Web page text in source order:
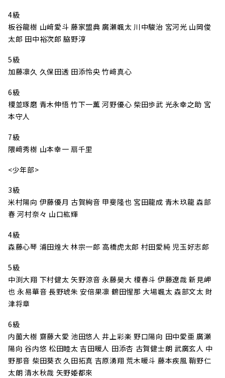
4級
板谷龍樹 山﨑愛斗 藤家盟典 廣瀬颯太 川中駿治 宮河光 山岡俊
太郎 田中裕次郎 脇野淳
5級
加藤凛久 久保田透 田添怜央 竹﨑真心
6級
榎並琢磨 青木伸悟 竹下一薫 河野優心 柴田歩武 光永幸之助 宮
本守人
7級
隈﨑秀樹 山本幸一 扇千里
<少年部>
3級
米村陽向 伊藤優月 古賀絢音 甲斐隆也 宮田龍成 青木玖龍 森部
春 河村奈々 山口紘輝
4級
森藤心琴 浦田煌大 林宗一郎 高橋虎太郎 村田愛純 児玉好志郎
5級
中渕大翔 下村健太 矢野涼音 永藤昊大 榎春斗 伊藤遼哉 新見岬
也 永易華音 長野琥朱 安倍果凛 鶴田惺那 大場颯太 森部文太 財
津将章
6級
内薗大樹 齋藤大愛 池田悠人 井上彩楽 野口陽向 田中愛亜 廣瀬
陽向 谷内悠 松田睦太 吉田暖人 田添杏 古賀健士朗 武廣玄人 中
野那音 柴田葵衣 久田拓真 吉原湧翔 荒木暖斗 藤本疾風 鞘野仁
太朗 清水秋哉 矢野姫都來